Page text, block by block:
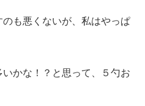
も悪くないが、私はやっぱ
かな！？と思って、５勺お